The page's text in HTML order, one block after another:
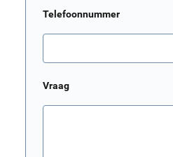
Telefoonnummer
Vraag